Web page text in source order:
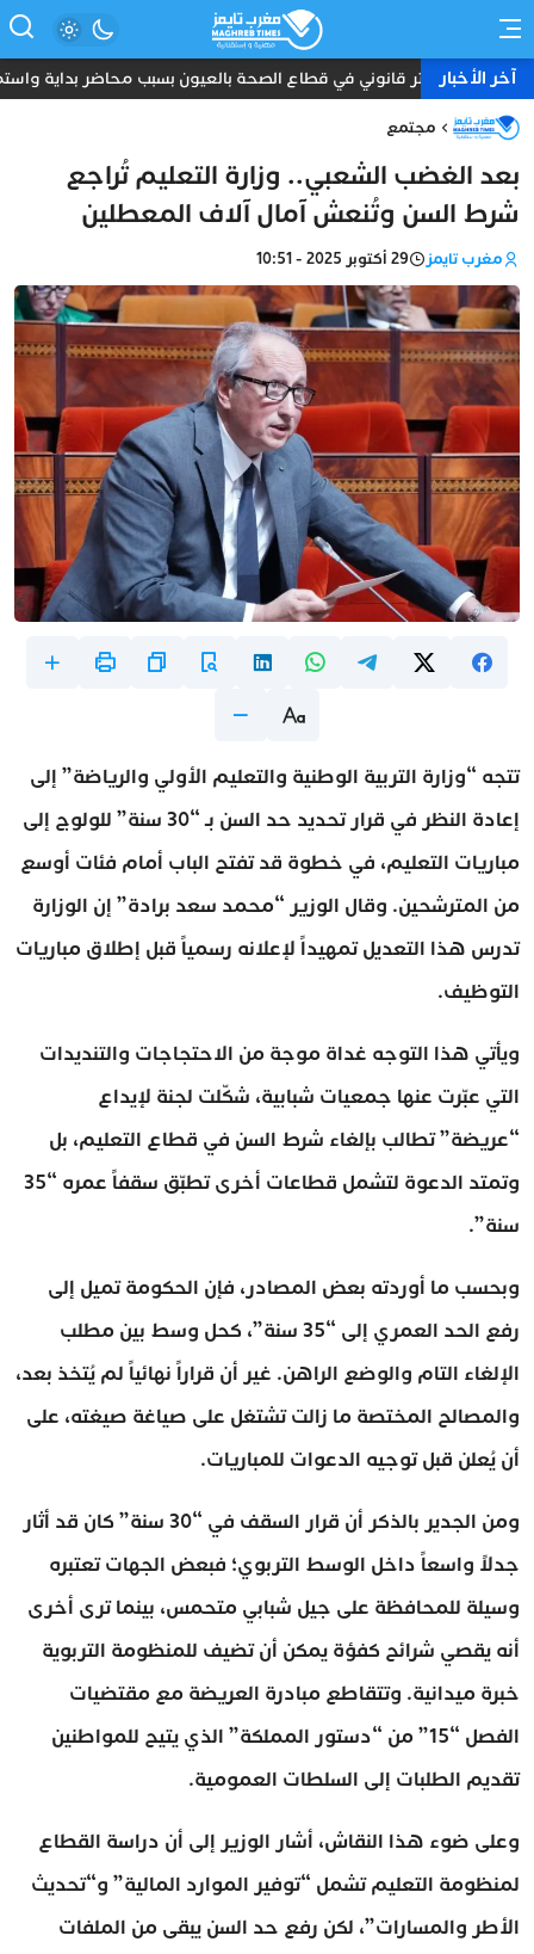
آخر الأخبارتوتر قانوني في قطاع الصحة بالعيون بسبب محاضر بداية
مجتمع
بعد الغضب الشعبي.. وزارة التعليم تُراجع
شرط السن وتُنعش آمال آلاف المعطلين
مغرب تايمز 29 أكتوبر 2025 - 10:51
تتجه “وزارة التربية الوطنية والتعليم الأولي والرياضة” إلى
إعادة النظر في قرار تحديد حد السن بـ “30 سنة” للولوج إلى
مباريات التعليم، في خطوة قد تفتح الباب أمام فئات أوسع
من المترشحين. وقال الوزير “محمد سعد برادة” إن الوزارة
تدرس هذا التعديل تمهيداً لإعلانه رسمياً قبل إطلاق مباريات
التوظيف.
ويأتي هذا التوجه غداة موجة من الاحتجاجات والتنديدات
التي عبّرت عنها جمعيات شبابية، شكّلت لجنة لإيداع
“عريضة” تطالب بإلغاء شرط السن في قطاع التعليم، بل
وتمتد الدعوة لتشمل قطاعات أخرى تطبّق سقفاً عمره “35
سنة”.
وبحسب ما أوردته بعض المصادر، فإن الحكومة تميل إلى
رفع الحد العمري إلى “35 سنة”، كحل وسط بين مطلب
الإلغاء التام والوضع الراهن. غير أن قراراً نهائياً لم يُتخذ بعد،
والمصالح المختصة ما زالت تشتغل على صياغة صيغته، على
أن يُعلن قبل توجيه الدعوات للمباريات.
ومن الجدير بالذكر أن قرار السقف في “30 سنة” كان قد أثار
جدلاً واسعاً داخل الوسط التربوي؛ فبعض الجهات تعتبره
وسيلة للمحافظة على جيل شبابي متحمس، بينما ترى أخرى
أنه يقصي شرائح كفؤة يمكن أن تضيف للمنظومة التربوية
خبرة ميدانية. وتتقاطع مبادرة العريضة مع مقتضيات
الفصل “15” من “دستور المملكة” الذي يتيح للمواطنين
تقديم الطلبات إلى السلطات العمومية.
وعلى ضوء هذا النقاش، أشار الوزير إلى أن دراسة القطاع
لمنظومة التعليم تشمل “توفير الموارد المالية” و“تحديث
الأطر والمسارات”، لكن رفع حد السن يبقى من الملفات